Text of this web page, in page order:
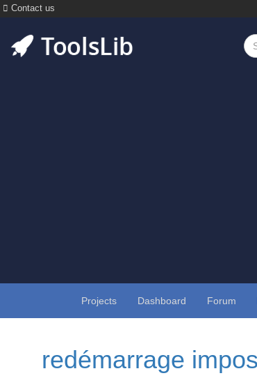
Contact us
Projects Dashboard Forum
redémarrage